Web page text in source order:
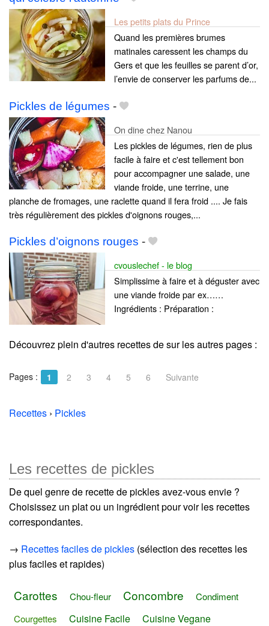
Les petits plats du Prince
Quand les premières brumes
matinales caressent les champs du
Gers et que les feuilles se parent d’or,
l’envie de conserver les parfums de...
Pickles de légumes -
On dine chez Nanou
Les pickles de légumes, rien de plus
facile à faire et c'est tellement bon
pour accompagner une salade, une
viande froide, une terrine, une
planche de fromages, une raclette quand il fera froid .... Je fais
très régulièrement des pickles d'oignons rouges,...
Pickles d’oignons rouges -
cvouslechef - le blog
Simplissime à faire et à déguster avec
une viande froide par ex……
Ingrédients : Préparation :
Découvrez plein d'autres recettes desur les autres pages :
Pages : 1 2 3 4 5 6 Suivante
Recettes › Pickles
Les recettes de pickles
De quel genre de recette de pickles avez-vous envie ?
Choisissez un plat ou un ingrédient pour voir les recettes
correspondantes.
→ Recettes faciles de pickles (sélection des recettes les
plus faciles et rapides)
Carottes Chou-fleur Concombre
Condiment
Courgettes
Cuisine Facile Cuisine Vegane